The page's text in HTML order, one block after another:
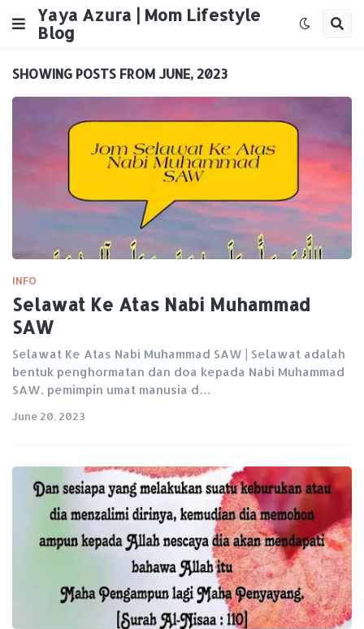
Yaya Azura | Mom Lifestyle
Blog
SHOWING POSTS FROM JUNE, 2023
INFO
Selawat Ke Atas Nabi Muhammad
SAW
Selawat Ke Atas Nabi Muhammad SAW | Selawat adalah
bentuk penghormatan dan doa kepada Nabi Muhammad
SAW, pemimpin umat manusia d…
June 20, 2023